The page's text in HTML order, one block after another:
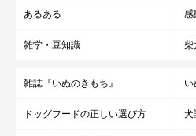
あるある 感
雑学・豆知識 柴
雑誌『いぬのきもち』
ドッグフードの正しい選び方 犬